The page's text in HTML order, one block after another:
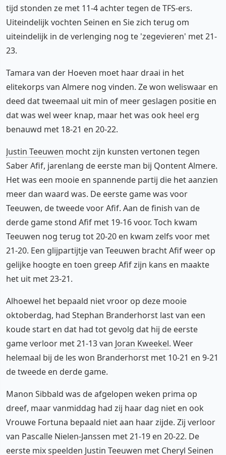
tijd stonden ze met 11-4 achter tegen de TFS-ers.
Uiteindelijk vochten Seinen en Sie zich terug om
uiteindelijk in de verlenging nog te 'zegevieren' met 21-
23.
Tamara van der Hoeven moet haar draai in het
elitekorps van Almere nog vinden. Ze won weliswaar en
deed dat tweemaal uit min of meer geslagen positie en
dat was wel weer knap, maar het was ook heel erg
benauwd met 18-21 en 20-22.
Justin Teeuwen mocht zijn kunsten vertonen tegen
Saber Afif, jarenlang de eerste man bij Qontent Almere.
Het was een mooie en spannende partij die het aanzien
meer dan waard was. De eerste game was voor
Teeuwen, de tweede voor Afif. Aan de finish van de
derde game stond Afif met 19-16 voor. Toch kwam
Teeuwen nog terug tot 20-20 en kwam zelfs voor met
21-20. Een glijpartijtje van Teeuwen bracht Afif weer op
gelijke hoogte en toen greep Afif zijn kans en maakte
het uit met 23-21.
Alhoewel het bepaald niet vroor op deze mooie
oktoberdag, had Stephan Branderhorst last van een
koude start en dat had tot gevolg dat hij de eerste
game verloor met 21-13 van Joran Kweekel. Weer
helemaal bij de les won Branderhorst met 10-21 en 9-21
de tweede en derde game.
Manon Sibbald was de afgelopen weken prima op
dreef, maar vanmiddag had zij haar dag niet en ook
Vrouwe Fortuna bepaald niet aan haar zijde. Zij verloor
van Pascalle Nielen-Janssen met 21-19 en 20-22. De
eerste mix speelden Justin Teeuwen met Cheryl Seinen